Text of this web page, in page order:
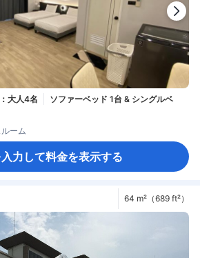
大人4名
ソファーベッド 1台 & シングルベ
ーム
力して料金を表示する
64 m²（689 ft²）